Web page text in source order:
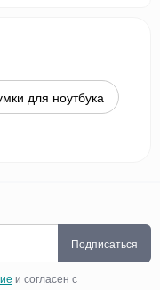
для ноутбука
Подписаться
и согласен с